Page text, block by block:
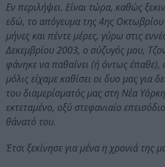
Εν περιλήψει. Είναι τώρα, καθώς
εδώ, το απόγευμα της 4ης
μήνες και πέντε μέρες, γύρω στις
Δεκεμβρίου 2003, ο σύζυγός μου,
φάνηκε να παθαίνει (ή όντως έπαθε),
μόλις είχαμε καθίσει οι δυο μας για
του διαμερίσματός μας στη Νέα
εκτεταμένο, οξύ στεφανιαίο
θάνατό του.
Έτσι ξεκίνησε για μένα η χρονιά της